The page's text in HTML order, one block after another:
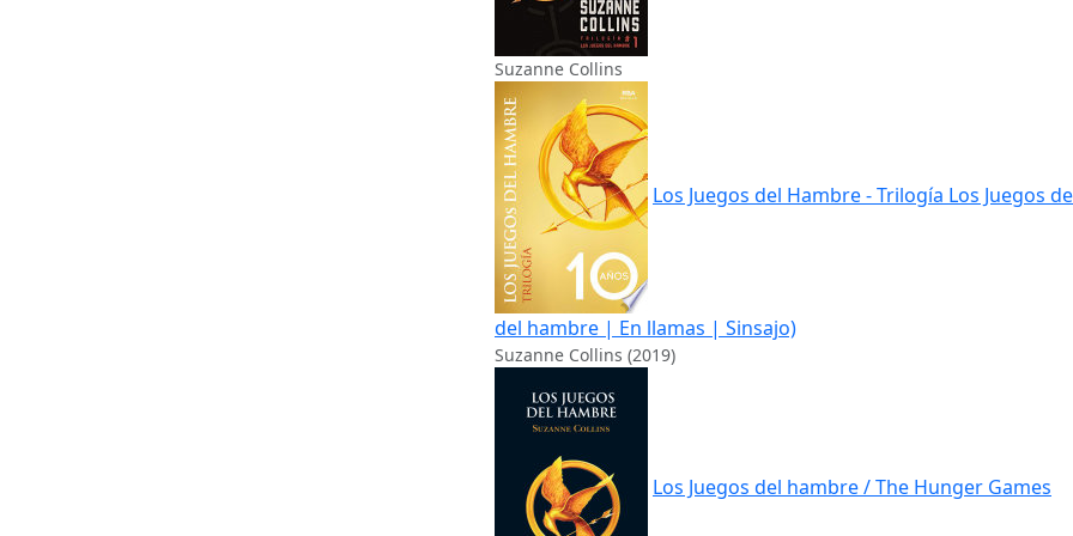
Suzanne Collins
Los Juegos del Hambre - Trilogía Los Juegos
del hambre | En llamas | Sinsajo)
Suzanne Collins (2019)
Los Juegos del hambre / The Hunger Games